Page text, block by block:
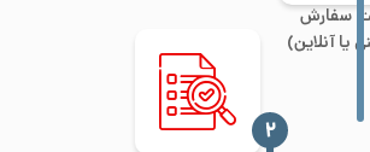
سفارش
یا آنلاین)
‍۲